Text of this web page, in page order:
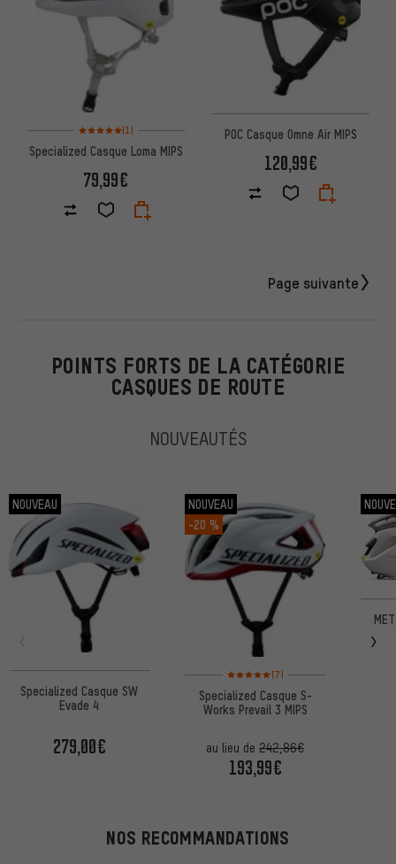
Note moyenne : 5 sur 5 d'après 1 avis
(1)
Specialized Casque Loma MIPS
79,99€
POC Casque Omne Air MIPS
120,99€
Page suivante
POINTS FORTS DE LA CATÉGORIE
CASQUES DE ROUTE
NOUVEAUTÉS
NOUVEAU
Specialized Casque SW
Evade 4
279,00€
NOUVEAU
-20 %
Note moyenne : 5 sur 5 d'après 7 avis
(7)
Specialized Casque S-
Works Prevail 3 MIPS
au lieu de242,86€
193,99€
NOS RECOMMANDATIONS